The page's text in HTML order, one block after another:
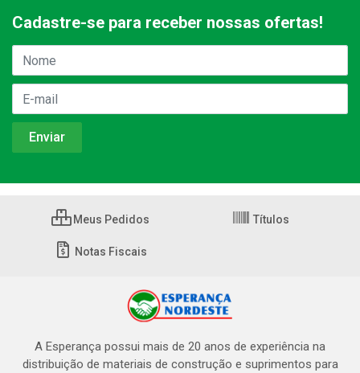
Cadastre-se para receber nossas ofertas!
Meus Pedidos Títulos
Notas Fiscais
A Esperança possui mais de 20 anos de experiência na
distribuição de materiais de construção e suprimentos para